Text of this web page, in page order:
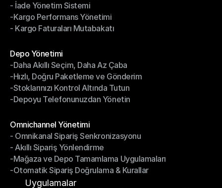
- Sürücü Yönetim Sistemi
- İade Yönetim Sistemi
- İade Yönetim Sistemi
-Kargo Performans Yönetimi
-Kargo Performans Yönetimi
- Kargo Faturaları Mutabakatı
Depo Yönetimi
Depo Yönetimi
-Daha Akıllı Seçim, Daha Az Çaba
-Daha Akıllı Seçim, Daha Az Çaba
-Hızlı, Doğru Paketleme ve Gönderim
-Hızlı, Doğru Paketleme ve Gönderim
-Stoklarınızı Kontrol Altında Tutun
-Stoklarınızı Kontrol Altında Tutun
-Depoyu Telefonunuzdan Yönetin
Omnichannel Yönetimi
Omnichannel Yönetimi
- Omnikanal Sipariş Senkronizasyonu
- Omnikanal Sipariş Senkronizasyonu
- Akıllı Sipariş Yönlendirme
- Akıllı Sipariş Yönlendirme
-Mağaza ve Depo Tamamlama Uygulamaları
-Mağaza ve Depo Tamamlama Uygulamaları
-Otomatik Sipariş Doğrulama & Kurallar
-Otomatik Sipariş Doğrulama & Kurallar
Uygulamalar